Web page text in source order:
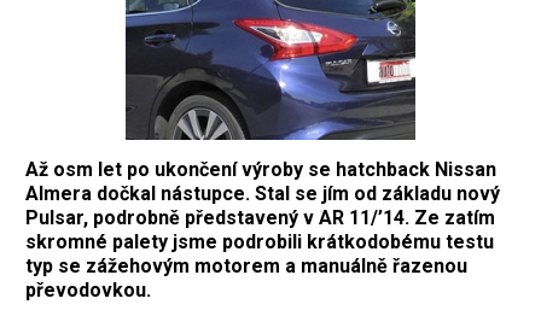
Až osm let po ukončení výroby se hatchback Nissan
Almera dočkal nástupce. Stal se jím od základu nový
Pulsar, podrobně představený v AR 11/’14. Ze zatím
skromné palety jsme podrobili krátkodobému testu
typ se zážehovým motorem a manuálně řazenou
převodovkou.